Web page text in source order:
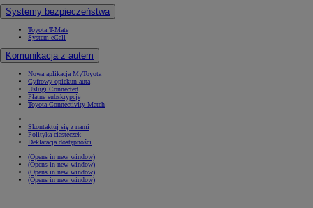
Systemy bezpieczeństwa
Toyota T-Mate
System eCall
Komunikacja z autem
Nowa aplikacja MyToyota
Cyfrowy opiekun auta
Usługi Connected
Płatne subskrypcje
Toyota Connectivity Match
Skontaktuj się z nami
Polityka ciasteczek
Deklaracja dostępności
(Opens in new window)
(Opens in new window)
(Opens in new window)
(Opens in new window)